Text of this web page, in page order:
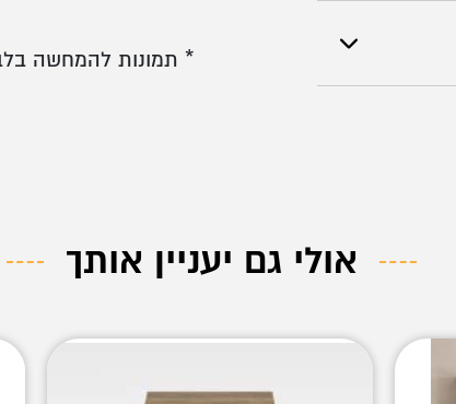
* תמונות להמחשה
אולי גם יעניין אותך